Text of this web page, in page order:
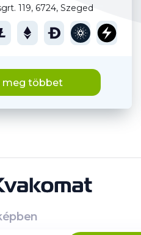
119, 6724, Szeged
meg többet